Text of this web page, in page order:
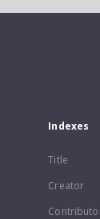
Indexes
Title
Creator